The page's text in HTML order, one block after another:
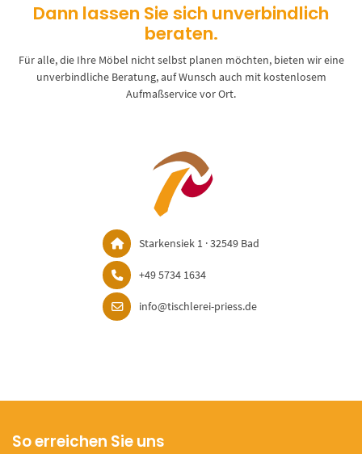
Dann lassen Sie sich unverbindlich
beraten.
Für alle, die Ihre Möbel nicht selbst planen möchten, bieten wir eine
unverbindliche Beratung, auf Wunsch auch mit kostenlosem
Aufmaßservice vor Ort.
Starkensiek 1 · 32549 Bad
+49 5734 1634
info@tischlerei-priess.de
So erreichen Sie uns